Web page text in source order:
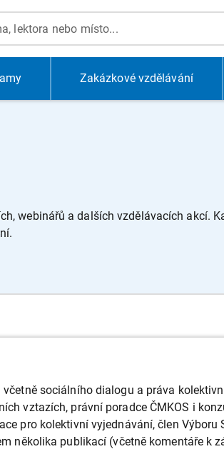
Zakázkové vzdělávání
webinářů a dalších vzdělávacích akcí.
sociálního dialogu a práva
vztazích, právní poradce ČMKOS i
pro kolektivní vyjednávání, člen
několika publikací (včetně komentáře k